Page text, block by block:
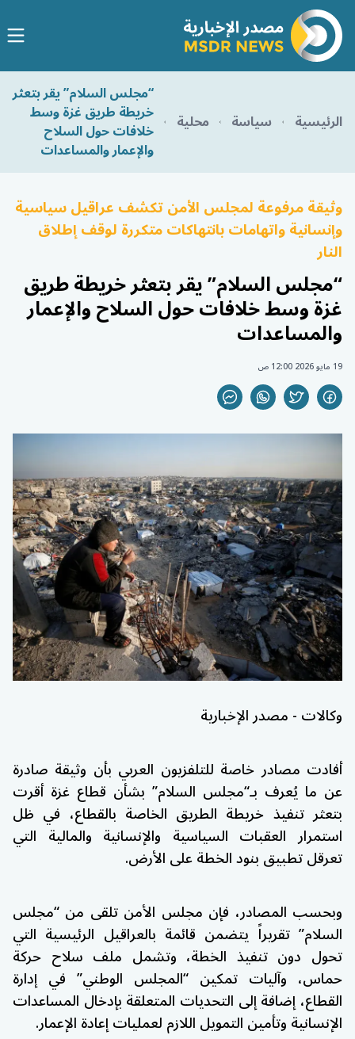
الرئيسية سياسة محلية
“مجلس السلام” يقر بتعثر
خريطة طريق غزة وسط
خلافات حول السلاح
والإعمار والمساعدات
وثيقة مرفوعة لمجلس الأمن تكشف عراقيل سياسية
وإنسانية واتهامات بانتهاكات متكررة لوقف إطلاق
النار
“مجلس السلام” يقر بتعثر خريطة طريق
غزة وسط خلافات حول السلاح والإعمار
والمساعدات
19 مايو 2026 12:00 ص
وكالات - مصدر الإخبارية
أفادت مصادر خاصة للتلفزيون العربي بأن وثيقة صادرة
عن ما يُعرف بـ“مجلس السلام” بشأن قطاع غزة أقرت
بتعثر تنفيذ خريطة الطريق الخاصة بالقطاع، في ظل
استمرار العقبات السياسية والإنسانية والمالية التي
تعرقل تطبيق بنود الخطة على الأرض.
وبحسب المصادر، فإن مجلس الأمن تلقى من “مجلس
السلام” تقريراً يتضمن قائمة بالعراقيل الرئيسية التي
تحول دون تنفيذ الخطة، وتشمل ملف سلاح حركة
حماس، وآليات تمكين “المجلس الوطني” في إدارة
القطاع، إضافة إلى التحديات المتعلقة بإدخال المساعدات
الإنسانية وتأمين التمويل اللازم لعمليات إعادة الإعمار.